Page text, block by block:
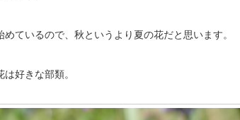
ているので、秋というより夏の花だと思います。
好きな部類。